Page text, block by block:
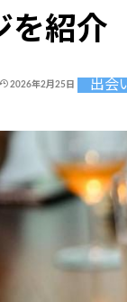
を紹介
2026年2月25日 出会